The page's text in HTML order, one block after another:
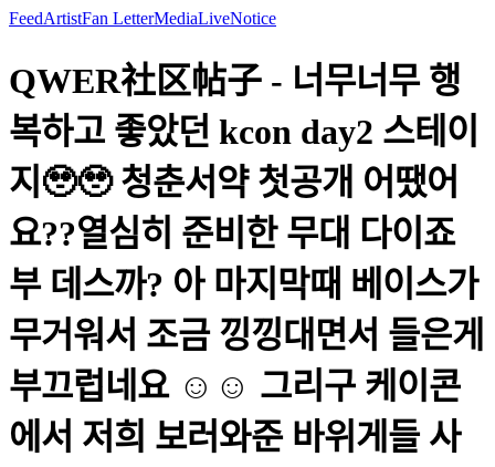
FeedArtistFan LetterMediaLiveNotice
QWER社区帖子 - 너무너무 행
복하고 좋았던 kcon day2 스테이
지🥹🥹 청춘서약 첫공개 어땠어
요??열심히 준비한 무대 다이죠
부 데스까? 아 마지막때 베이스가
무거워서 조금 낑낑대면서 들은게
부끄럽네요 ☺️☺️ 그리구 케이콘
에서 저희 보러와준 바위게들 사